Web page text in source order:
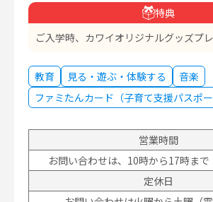
特典
ご入学時、カワイオリジナルグッズプレ
教育 見る・遊ぶ・体験する
音楽
ファミたんカード（子育て支援パスポ
営業時間
お問い合わせは、10時から17時まで
定休日